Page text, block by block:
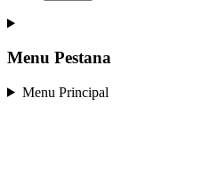
Menu Pestana
Menu Principal